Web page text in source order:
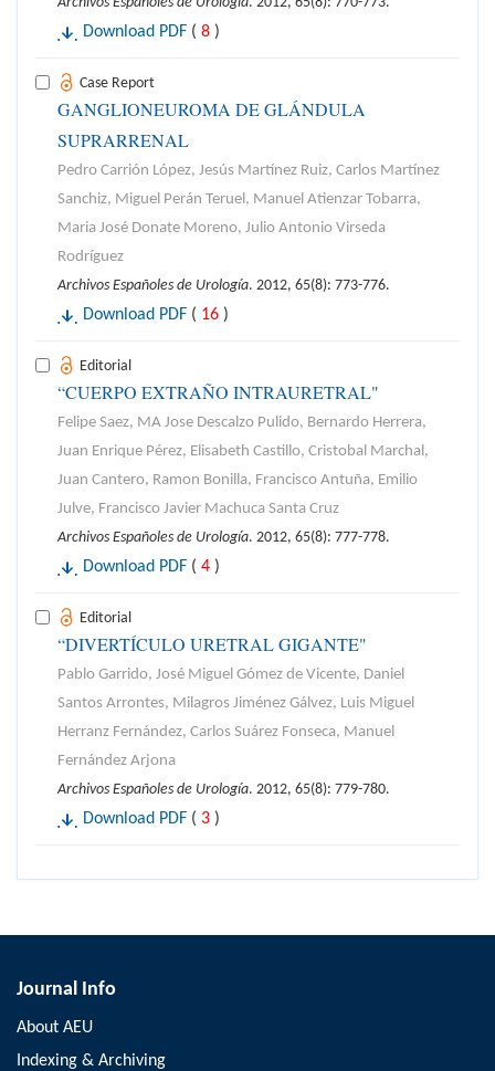
Download PDF ( 8 )
Case Report
GANGLIONEUROMA DE GLÁNDULA
SUPRARRENAL
Pedro Carrión López, Jesús Martínez Ruiz, Carlos Martínez
Sanchiz, Miguel Perán Teruel, Manuel Atienzar Tobarra,
Maria José Donate Moreno, Julio Antonio Virseda
Rodríguez
Archivos Españoles de Urología. 2012, 65(8): 773-776.
Download PDF ( 16 )
Editorial
“CUERPO EXTRAÑO INTRAURETRAL"
Felipe Saez, MA Jose Descalzo Pulido, Bernardo Herrera,
Juan Enrique Pérez, Elisabeth Castillo, Cristobal Marchal,
Juan Cantero, Ramon Bonilla, Francisco Antuña, Emilio
Julve, Francisco Javier Machuca Santa Cruz
Archivos Españoles de Urología. 2012, 65(8): 777-778.
Download PDF ( 4 )
Editorial
“DIVERTÍCULO URETRAL GIGANTE"
Pablo Garrido, José Miguel Gómez de Vicente, Daniel
Santos Arrontes, Milagros Jiménez Gálvez, Luis Miguel
Herranz Fernández, Carlos Suárez Fonseca, Manuel
Fernández Arjona
Archivos Españoles de Urología. 2012, 65(8): 779-780.
Download PDF ( 3 )
Journal Info
About AEU
Indexing & Archiving